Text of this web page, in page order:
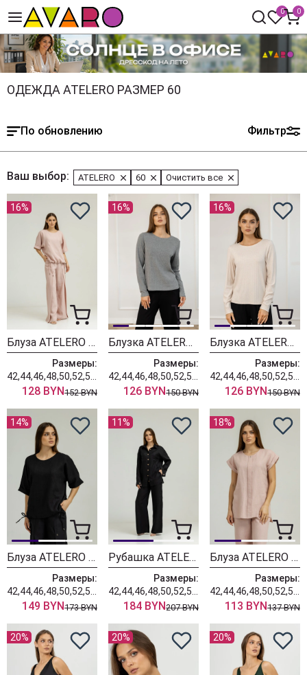
0 0
ОДЕЖДА ATELERO РАЗМЕР 60
По обновлению Фильтр
Ваш выбор: ATELERO 60 Очистить все
16%
Блуза ATELERO 1100П
Размеры:
128 BYN152 BYN
16%
Блузка ATELERO 1113С
Размеры:
126 BYN150 BYN
16%
Блузка ATELERO 1113
Размеры:
126 BYN150 BYN
14%
Блуза ATELERO 1099 черный
Размеры:
149 BYN173 BYN
11%
Рубашка ATELERO 1057 черный
Размеры:
184 BYN207 BYN
18%
Блуза ATELERO 1012 пудровый
Размеры:
113 BYN137 BYN
20% 20% 20%